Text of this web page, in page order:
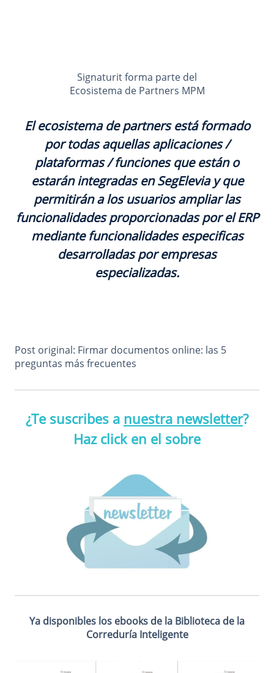
Signaturit forma parte del
Ecosistema de Partners MPM
El ecosistema de partners está formado
por todas aquellas aplicaciones /
plataformas / funciones que están o
estarán integradas en SegElevia y que
permitirán a los usuarios ampliar las
funcionalidades proporcionadas por el ERP
mediante funcionalidades especificas
desarrolladas por empresas
especializadas.
Post original: Firmar documentos online: las 5
preguntas más frecuentes
¿Te suscribes a nuestra newsletter?
Haz click en el sobre
Ya disponibles los ebooks de la Biblioteca de la
Correduría Inteligente